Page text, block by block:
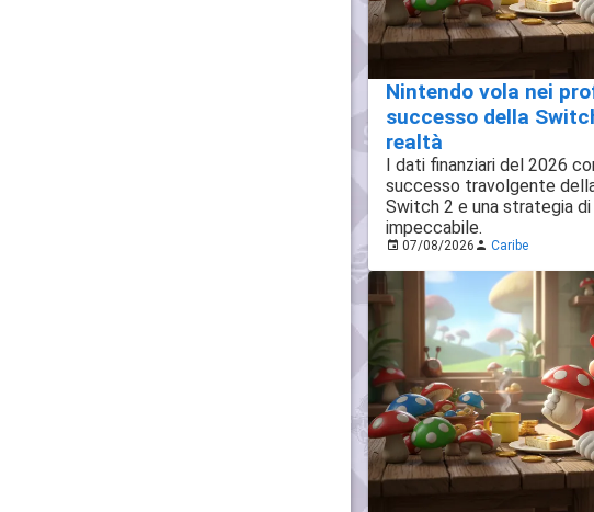
Nintendo vola nei
successo della
realtà
I dati finanziari del 2026
successo travolgente
Switch 2 e una strategia
impeccabile.
07/08/2026 Caribe